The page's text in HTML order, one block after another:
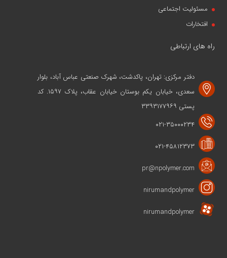
مسئولیت اجتماعی
افتخارات
راه های ارتباطی
دفتر مرکزی: تهران، پاکدشت، شهرک صنعتی عباس آباد، بلوار
سعدی، خیابان یکم بوستان خیابان عقاب، پلاک ۱۵۹۷. کد
پستی ۳۳۹۳۱۷۷۹۶۹
۰۲۱-۳۵۰۰۰۲۳۴
۰۲۱-۴۵۸۱۲۳۷۳
pr@npolymer.com
nirumandpolymer
nirumandpolymer